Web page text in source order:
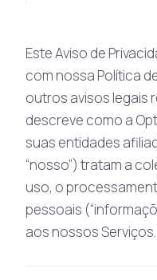
Este Aviso de
com nossa Política
outros avisos legais
descreve como a
suas entidades
“nosso”) tratam a
uso, o
pessoais
aos nossos Serviços.